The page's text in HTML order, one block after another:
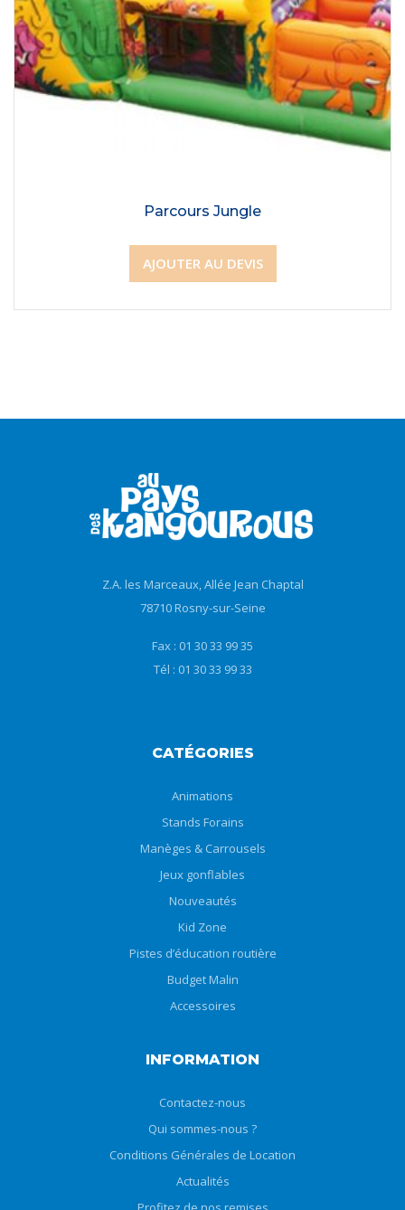
Parcours Jungle
AJOUTER AU DEVIS
Z.A. les Marceaux, Allée Jean Chaptal
78710 Rosny-sur-Seine
Fax : 01 30 33 99 35
Tél : 01 30 33 99 33
CATÉGORIES
Animations
Stands Forains
Manèges & Carrousels
Jeux gonflables
Nouveautés
Kid Zone
Pistes d’éducation routière
Budget Malin
Accessoires
INFORMATION
Contactez-nous
Qui sommes-nous ?
Conditions Générales de Location
Actualités